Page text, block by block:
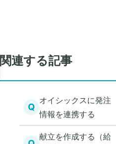
関連する記事
Q
オイシックスに発注
情報を連携する
献立を作成する（給